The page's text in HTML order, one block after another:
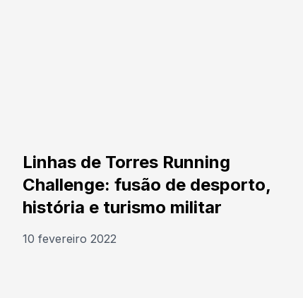
Linhas de Torres Running
Challenge: fusão de desporto,
história e turismo militar
10 fevereiro 2022